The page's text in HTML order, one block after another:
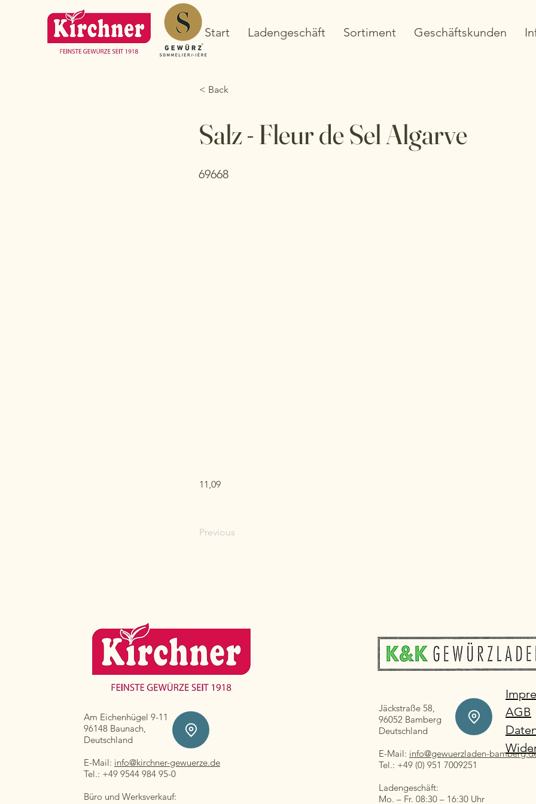
Start Ladengeschäft Sortiment Geschäftskunden
< Back
Salz - Fleur de Sel Algarve
69668
11,09
Previous
Am Eichenhügel 9-11
96148 Baunach,
Deutschland
E-Mail: info@kirchner-gewuerze.de
Tel.: +49 9544 984 95-0
Büro und Werksverkauf:
Jäckstraße 58,
96052 Bamberg
Deutschland
E-Mail: info@gewuerzladen-
Tel.: +49 (0) 951 7009251
Ladengeschäft:
Mo. – Fr. 08:30 – 16:30 Uhr
AGB